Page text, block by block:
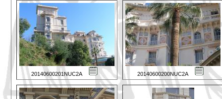
20140600201NUC2A 20140600200NUC2A